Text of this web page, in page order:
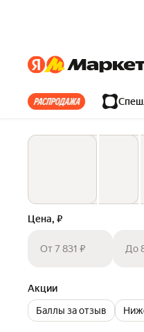
ЯндексЯндекс
Все хиты
Дом Ремонт
Цена, ₽
От 7 831 ₽ До
Акции
Баллы за отзыв